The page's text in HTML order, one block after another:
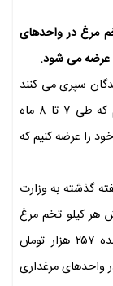
مرغ در واحدهای
سپری می کنند
و ما هم به دولت و ستاد تنظیم بازار اعلام کردیم که طی ۷ تا ۸ ماه
را عرضه کنیم که
گذشته به وزارت
در فروش هر کیلو تخم مرغ
متحمل زیان هستند. گفتنی است قیمت تمام شده ۲۵۷ هزار تومان
واحدهای مرغداری